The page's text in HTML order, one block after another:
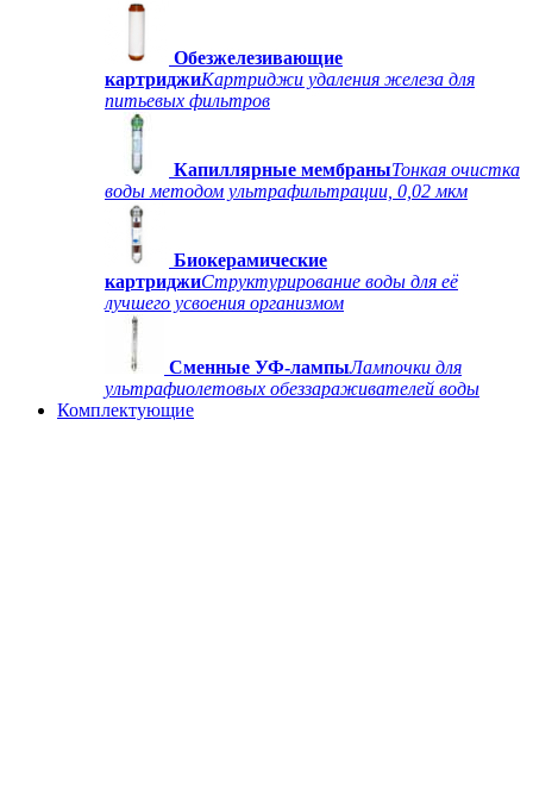
Обезжелезивающие
картриджиКартриджи удаления железа для
питьевых фильтров
Капиллярные мембраныТонкая очистка
воды методом ультрафильтрации, 0,02 мкм
Биокерамические
картриджиСтруктурирование воды для её
лучшего усвоения организмом
Сменные УФ-лампыЛампочки для
ультрафиолетовых обеззараживателей воды
Комплектующие